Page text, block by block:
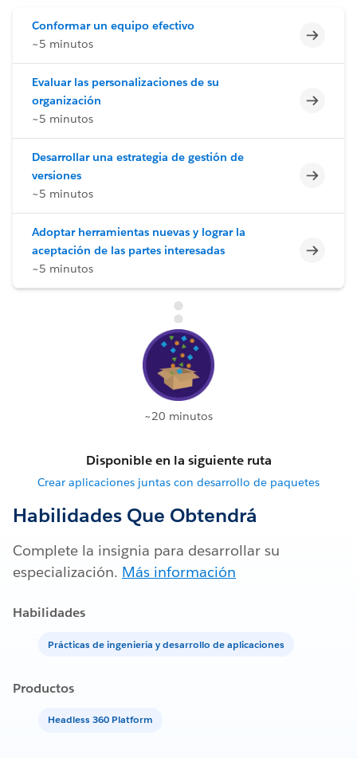
Conformar un equipo efectivo
~5 minutos
Evaluar las personalizaciones de su
organización
~5 minutos
Desarrollar una estrategia de gestión de
versiones
~5 minutos
Adoptar herramientas nuevas y lograr la
aceptación de las partes interesadas
~5 minutos
~20 minutos
Disponible en la siguiente ruta
Crear aplicaciones juntas con desarrollo de paquetes
Habilidades Que Obtendrá
Complete la insignia para desarrollar su
especialización. Más información
Habilidades
Prácticas de ingeniería y desarrollo de aplicaciones
Productos
Headless 360 Platform